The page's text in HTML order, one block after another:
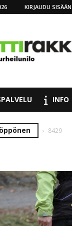
KIRJAUDU SISÄÄN
INFO
8429